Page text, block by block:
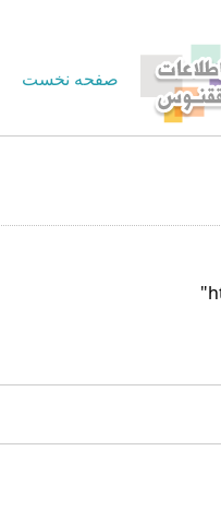
صفحه نخست